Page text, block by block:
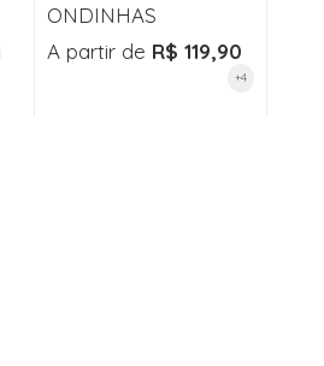
ONDINHAS
A partir de R$ 119,90
+4